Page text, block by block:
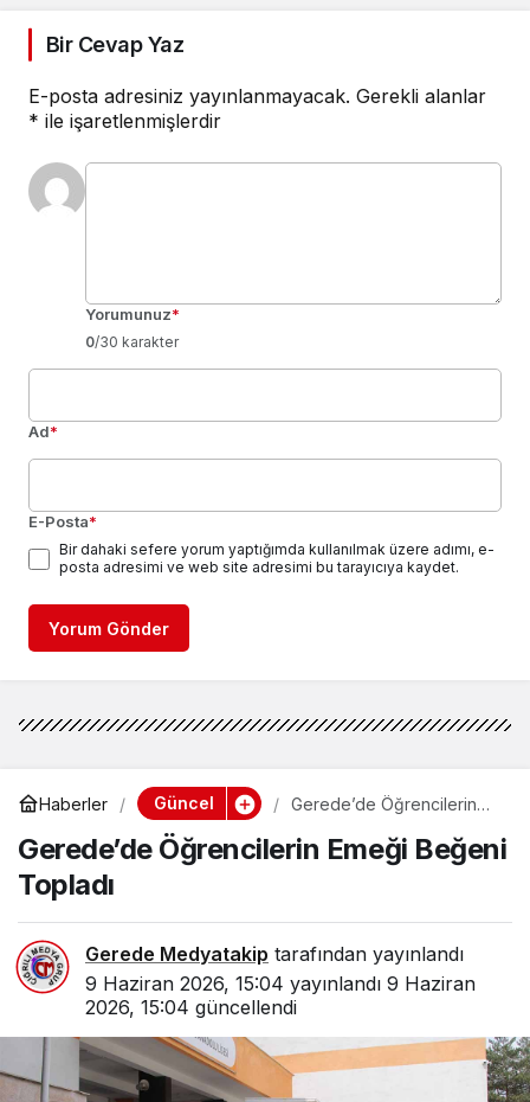
Bir Cevap Yaz
E-posta adresiniz yayınlanmayacak. Gerekli alanlar
* ile işaretlenmişlerdir
Yorumunuz*
0/30 karakter
Ad*
E-Posta*
Bir dahaki sefere yorum yaptığımda kullanılmak üzere adımı, e-
posta adresimi ve web site adresimi bu tarayıcıya kaydet.
Yorum Gönder
Haberler Güncel
Gerede’de Öğrencilerin
Gerede’de Öğrencilerin Emeği Beğeni
Topladı
Gerede Medyatakip tarafından yayınlandı
9 Haziran 2026, 15:04 yayınlandı 9 Haziran
2026, 15:04 güncellendi